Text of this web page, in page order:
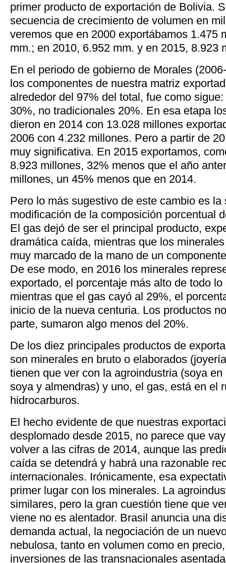
primer producto de exportación de Bolivia.
secuencia de crecimiento de volumen en
veremos que en 2000 exportábamos 1.475
mm.; en 2010, 6.952 mm. y en 2015, 8.923
En el periodo de gobierno de Morales
los componentes de nuestra matriz
alrededor del 97% del total, fue como
30%, no tradicionales 20%. En esa etapa
dieron en 2014 con 13.028 millones
2006 con 4.232 millones. Pero a partir de
muy significativa. En 2015 exportamos,
8.923 millones, 32% menos que el año
millones, un 45% menos que en 2014.
Pero lo más sugestivo de este cambio es la
modificación de la composición porcentual
El gas dejó de ser el principal producto,
dramática caída, mientras que los
muy marcado de la mano de un
De ese modo, en 2016 los minerales
exportado, el porcentaje más alto de todo
mientras que el gas cayó al 29%, el
inicio de la nueva centuria. Los productos
parte, sumaron algo menos del 20%.
De los diez principales productos de
son minerales en bruto o elaborados
tienen que ver con la agroindustria (soya
soya y almendras) y uno, el gas, está en el
hidrocarburos.
El hecho evidente de que nuestras
desplomado desde 2015, no parece que
volver a las cifras de 2014, aunque las
caída se detendrá y habrá una razonable
internacionales. Irónicamente, esa
primer lugar con los minerales. La
similares, pero la gran cuestión tiene que
viene no es alentador. Brasil anuncia una
demanda actual, la negociación de un
nebulosa, tanto en volumen como en
inversiones de las transnacionales